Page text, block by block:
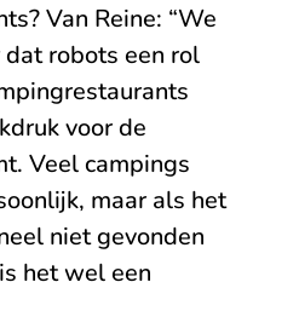
Van Reine: “We
robots een rol
voor de
Veel campings
maar als het
niet gevonden
het wel een